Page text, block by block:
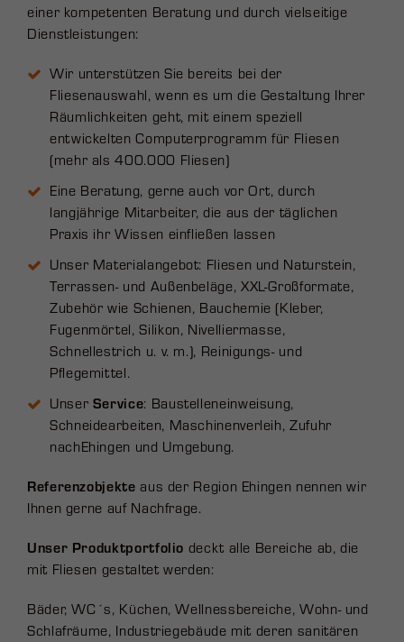
einer kompetenten Beratung und durch vielseitige
Dienstleistungen:
Wir unterstützen Sie bereits bei der
Fliesenauswahl, wenn es um die Gestaltung Ihrer
Räumlichkeiten geht, mit einem speziell
entwickelten Computerprogramm für Fliesen
(mehr als 400.000 Fliesen)
Eine Beratung, gerne auch vor Ort, durch
langjährige Mitarbeiter, die aus der täglichen
Praxis ihr Wissen einfließen lassen
Unser Materialangebot: Fliesen und Naturstein,
Terrassen- und Außenbeläge, XXL-Großformate,
Zubehör wie Schienen, Bauchemie (Kleber,
Fugenmörtel, Silikon, Nivelliermasse,
Schnellestrich u. v. m.), Reinigungs- und
Pflegemittel.
Unser Service: Baustelleneinweisung,
Schneidearbeiten, Maschinenverleih, Zufuhr
nachEhingen und Umgebung.
Referenzobjekte aus der Region Ehingen nennen wir
Ihnen gerne auf Nachfrage.
Unser Produktportfolio deckt alle Bereiche ab, die
mit Fliesen gestaltet werden:
Bäder, WC´s, Küchen, Wellnessbereiche, Wohn- und
Schlafräume, Industriegebäude mit deren sanitären